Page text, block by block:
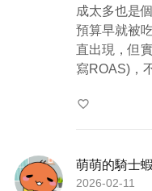
成太多也是
預算早就被
直出現，但
寫ROAS)，
favorite_border
萌萌的騎士
2026-02-11